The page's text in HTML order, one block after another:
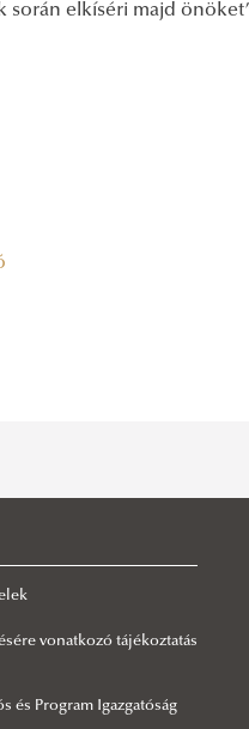
során elkíséri majd
vonatkozó tájékoztatás
és Program Igazgatóság